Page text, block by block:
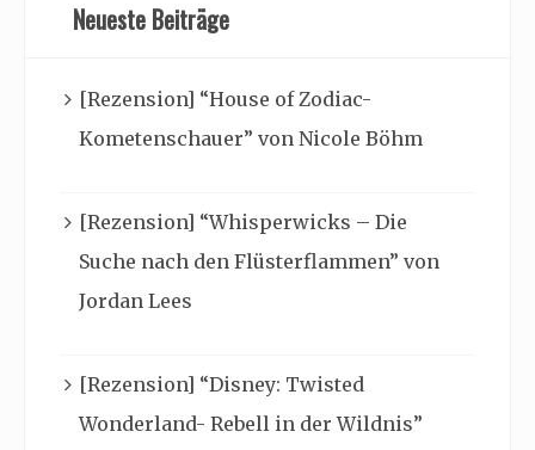
Neueste Beiträge
[Rezension] “House of Zodiac-
Kometenschauer” von Nicole Böhm
[Rezension] “Whisperwicks – Die
Suche nach den Flüsterflammen” von
Jordan Lees
[Rezension] “Disney: Twisted
Wonderland- Rebell in der Wildnis”